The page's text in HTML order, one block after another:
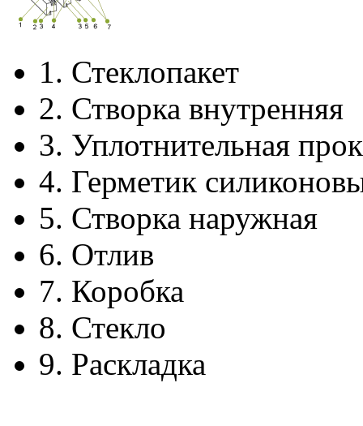
1. Стеклопакет
2. Створка внутренняя
3. Уплотнительная
4. Герметик
5. Створка наружная
6. Отлив
7. Коробка
8. Стекло
9. Раскладка